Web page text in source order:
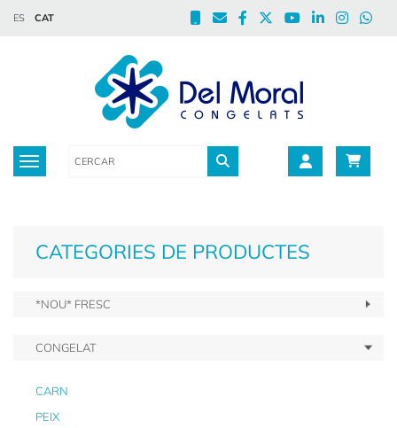
ES CAT
Toggle navigation
CATEGORIES DE PRODUCTES
*NOU* FRESC
CONGELAT
CARN
PEIX